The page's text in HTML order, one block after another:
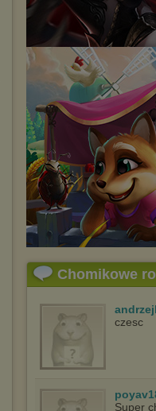
Chomikowe
czesc
Super